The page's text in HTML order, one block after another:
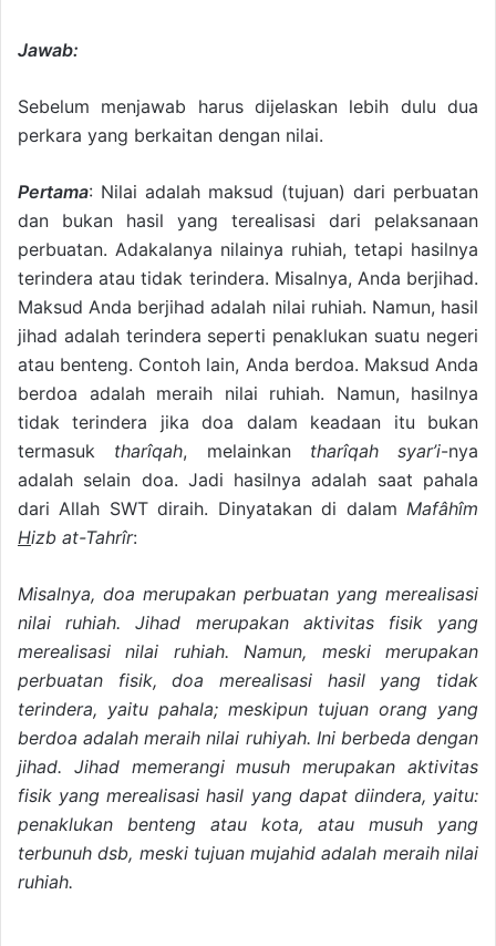
Jawab:
Sebelum menjawab harus dijelaskan lebih dulu dua
perkara yang berkaitan dengan nilai.
Pertama: Nilai adalah maksud (tujuan) dari perbuatan
dan bukan hasil yang terealisasi dari pelaksanaan
perbuatan. Adakalanya nilainya ruhiah, tetapi hasilnya
terindera atau tidak terindera. Misalnya, Anda berjihad.
Maksud Anda berjihad adalah nilai ruhiah. Namun, hasil
jihad adalah terindera seperti penaklukan suatu negeri
atau benteng. Contoh lain, Anda berdoa. Maksud Anda
berdoa adalah meraih nilai ruhiah. Namun, hasilnya
tidak terindera jika doa dalam keadaan itu bukan
termasuk tharîqah, melainkan tharîqah syar’i-nya
adalah selain doa. Jadi hasilnya adalah saat pahala
dari Allah SWT diraih. Dinyatakan di dalam Mafâhîm
Hizb at-Tahrîr:
Misalnya, doa merupakan perbuatan yang merealisasi
nilai ruhiah. Jihad merupakan aktivitas fisik yang
merealisasi nilai ruhiah. Namun, meski merupakan
perbuatan fisik, doa merealisasi hasil yang tidak
terindera, yaitu pahala; meskipun tujuan orang yang
berdoa adalah meraih nilai ruhiyah. Ini berbeda dengan
jihad. Jihad memerangi musuh merupakan aktivitas
fisik yang merealisasi hasil yang dapat diindera, yaitu:
penaklukan benteng atau kota, atau musuh yang
terbunuh dsb, meski tujuan mujahid adalah meraih nilai
ruhiah.